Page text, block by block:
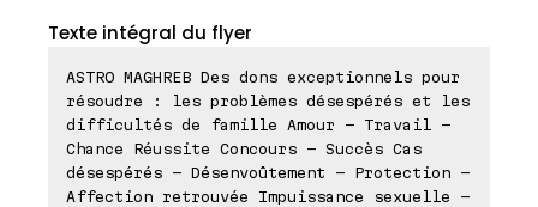
Texte intégral du flyer
ASTRO MAGHREB Des dons exceptionnels pour
résoudre : les problèmes désespérés et les
difficultés de famille Amour - Travail -
Chance Réussite Concours - Succès Cas
désespérés - Désenvoûtement - Protection -
Affection retrouvée Impuissance sexuelle -